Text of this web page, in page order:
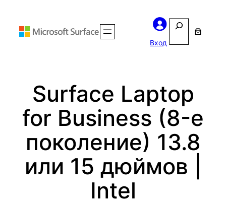
Вход
Поиск
Surface Laptop
for Business (8-е
поколение) 13.8
или 15 дюймов |
Intel